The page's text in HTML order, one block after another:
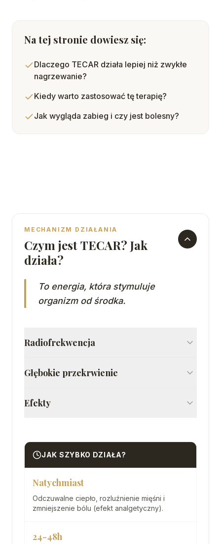
Na tej stronie dowiesz się:
Dlaczego TECAR działa lepiej niż zwykłe
nagrzewanie?
Kiedy warto zastosować tę terapię?
Jak wygląda zabieg i czy jest bolesny?
MECHANIZM DZIAŁANIA
Czym jest TECAR? Jak
działa?
To energia, która stymuluje
organizm od środka.
Radiofrekwencja
Głębokie przekrwienie
Efekty
JAK SZYBKO DZIAŁA?
Natychmiast
Odczuwalne ciepło, rozluźnienie mięśni i
zmniejszenie bólu (efekt analgetyczny).
24-48h